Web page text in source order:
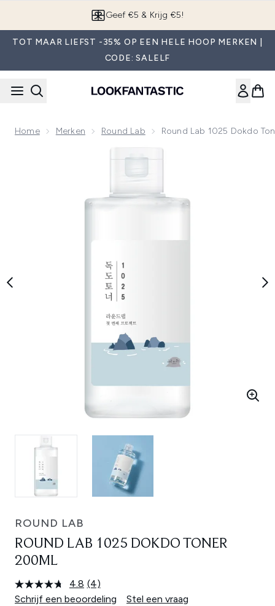
App downloaden
TOT MAAR LIEFST -35% OP EEN HELE HOOP MERKEN |
CODE: SALELF
Home Merken Round Lab Round Lab 1025 Dokdo
Now showing image 1 Round Lab 1025 Dokdo Toner 200ml
ROUND LAB
ROUND LAB 1025 DOKDO TONER
200ML
4.8 Lees
4
(4)
Schrijf een beoordeling
Stel een vraag